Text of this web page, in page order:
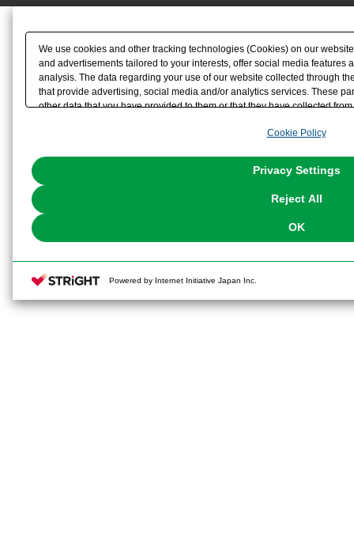
We use cookies and other tracking technologies (Cookies) on our
and advertisements tailored to your interests, offer social media features
analysis. The data regarding your use of our website collected through
that provide advertising, social media and/or analytics services. These
other data that you have provided to them or that they have collected
the use of all Cookies except for Strictly Necessary Cookies, please
Cookie Policy
Privacy Settings
Reject All
OK
Powered by Internet Initiative Japan Inc.